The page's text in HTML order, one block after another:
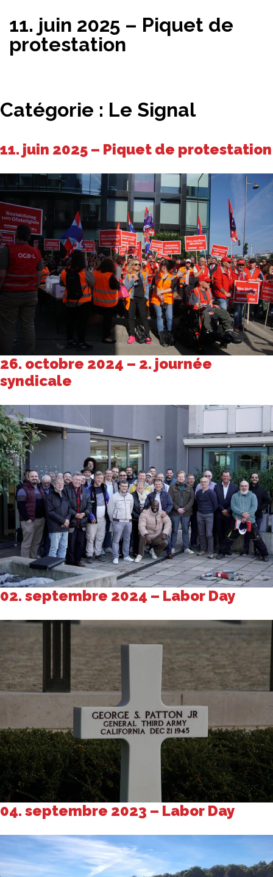
11. juin 2025 – Piquet de
protestation
Catégorie : Le Signal
11. juin 2025 – Piquet de protestation
26. octobre 2024 – 2. journée
syndicale
02. septembre 2024 – Labor Day
04. septembre 2023 – Labor Day